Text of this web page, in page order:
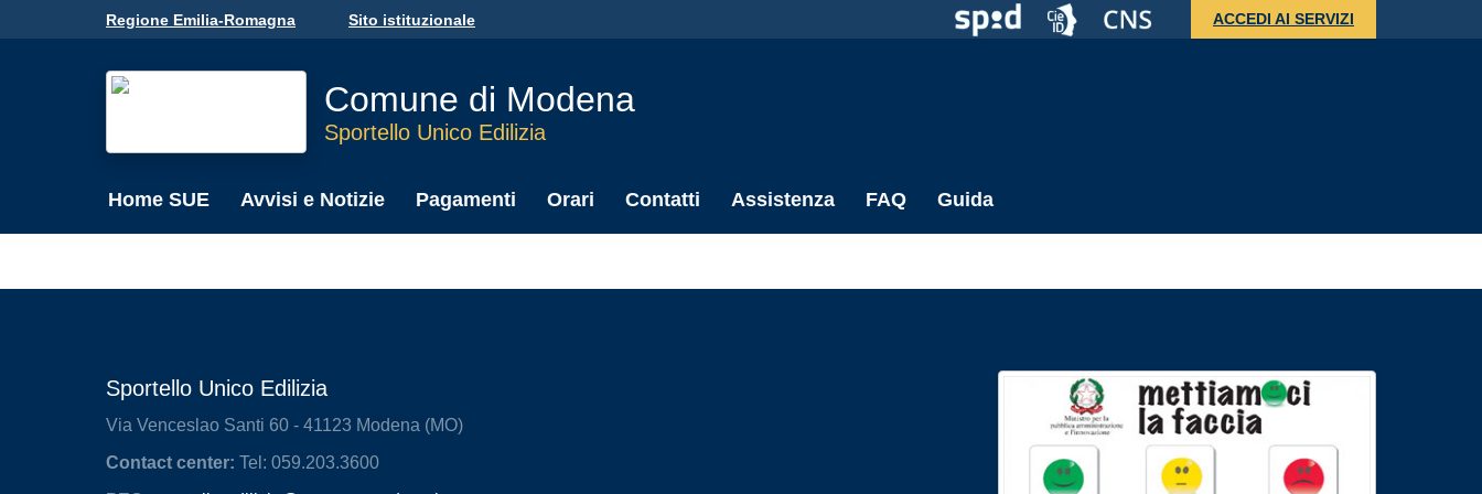
Skip to main contentRegione Emilia-Romagna Sito istituzionale ACCEDI AI SERVIZI
Comune di Modena
Sportello Unico Edilizia
Home SUE Avvisi e Notizie Pagamenti Orari Contatti Assistenza FAQ Guida
Sportello Unico Edilizia
Via Venceslao Santi 60 - 41123 Modena (MO)
Contact center: Tel: 059.203.3600